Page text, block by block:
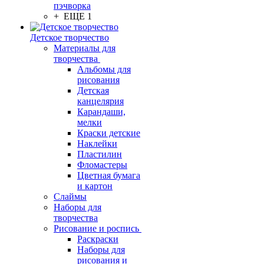
пэчворка
+ ЕЩЕ 1
Детское творчество
Материалы для
творчества
Альбомы для
рисования
Детская
канцелярия
Карандаши,
мелки
Краски детские
Наклейки
Пластилин
Фломастеры
Цветная бумага
и картон
Слаймы
Наборы для
творчества
Рисование и роспись
Раскраски
Наборы для
рисования и